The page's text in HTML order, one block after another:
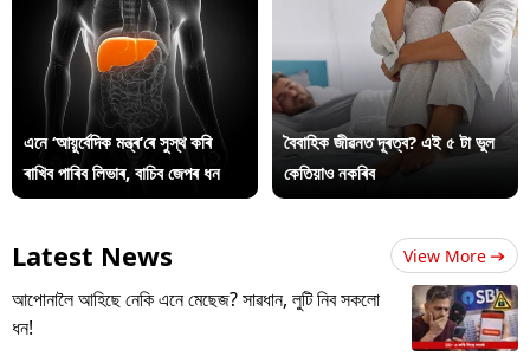
এনে ‘আয়ুৰ্বেদিক মন্ত্ৰ’ৰে সুস্থ কৰি
ৰাখিব পাৰিব লিভাৰ, বাচিব জেপৰ ধন
বৈবাহিক জীৱনত দূৰত্ব? এই ৫ টা ভুল
কেতিয়াও নকৰিব
Latest News View More
আপোনালৈ আহিছে নেকি এনে মেছেজ? সাৱধান, লুটি নিব সকলো
ধন!